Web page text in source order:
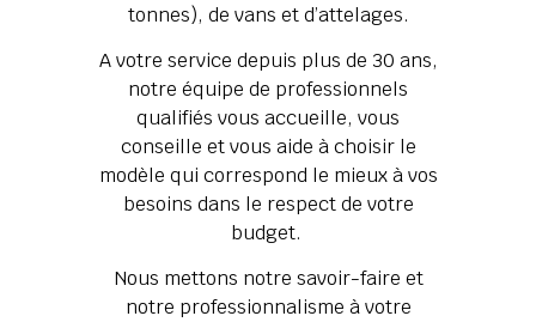
tonnes), de vans et d’attelages.
A votre service depuis plus de 30 ans,
notre équipe de professionnels
qualifiés vous accueille, vous
conseille et vous aide à choisir le
modèle qui correspond le mieux à vos
besoins dans le respect de votre
budget.
Nous mettons notre savoir-faire et
notre professionnalisme à votre